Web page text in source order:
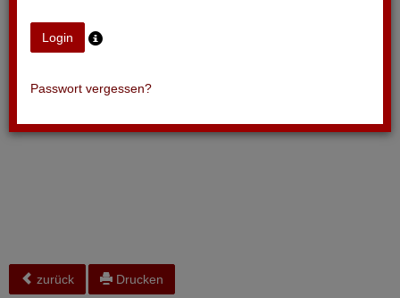
Passwort vergessen?
zurück Drucken